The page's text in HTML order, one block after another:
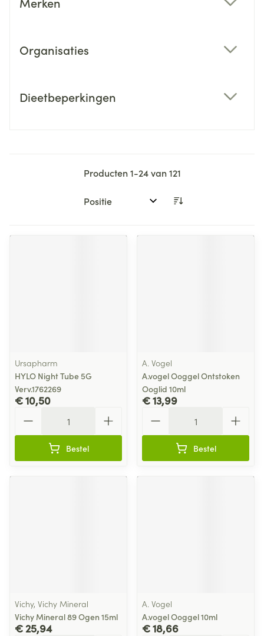
Organisaties
Dieetbeperkingen
Producten1-24van121
Sorteer op:
Ursapharm
HYLO Night Tube 5G
Verv.1762269
€ 10,50
Bestel
A. Vogel
A.vogel Ooggel Ontstoken
Ooglid 10ml
€ 13,99
Bestel
Vichy, Vichy Mineral
Vichy Mineral 89 Ogen 15ml
€ 25,94
A. Vogel
A.vogel Ooggel 10ml
€ 18,66